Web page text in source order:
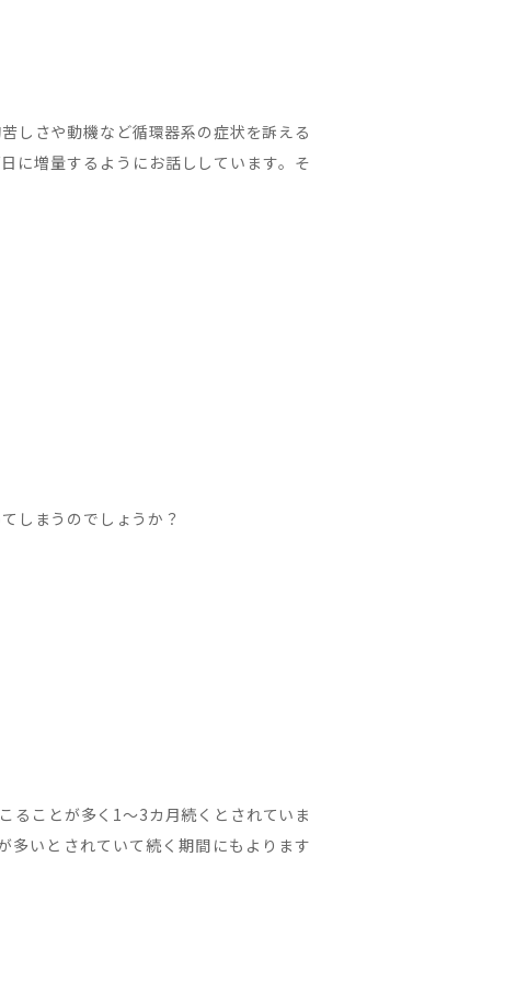
しさや動機など循環器系の症状を訴える
増量するようにお話ししています。そ
しまうのでしょうか？
ることが多く1～3カ月続くとされていま
いとされていて続く期間にもよります